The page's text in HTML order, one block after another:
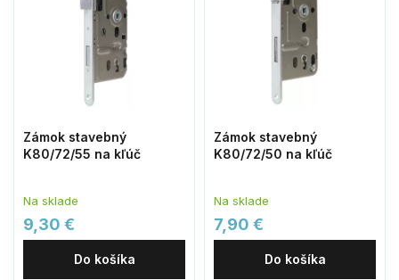
Zámok stavebný
K80/72/55 na kľúč
Na sklade
9,30 €
Do košíka
Zámok stavebný
K80/72/50 na kľúč
Na sklade
7,90 €
Do košíka